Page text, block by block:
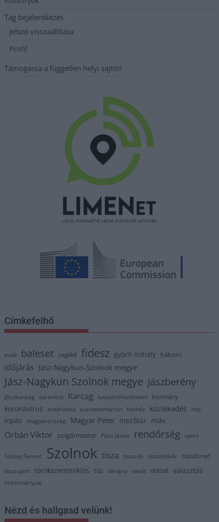
Tag bejelentkezés
Jelszó visszaállítása
Profil
Támogassa a független helyi sajtót!
Címkefelhő
autó baleset cegléd fidesz györfi mihály háború
időjárás Jász-Nagykun-Szolnok megye
Jász-Nagykun Szolnok megye Jászberény
Jászkunság karambol Karcag katasztrófavédelem kormány
koronavírus kosárlabda kunszentmárton kórház közlekedés lmp
lopás magyarország Magyar Péter mezőtúr máv
Orbán Viktor polgármester Pócs János rendőrség sport
Szalay Ferenc Szolnok tisza tisza-tó tiszaföldvár tiszafüred
tisza part törökszentmiklós tűz ukrajna vasút vonat választás
önkormányzat
Nézd és hallgasd velünk!